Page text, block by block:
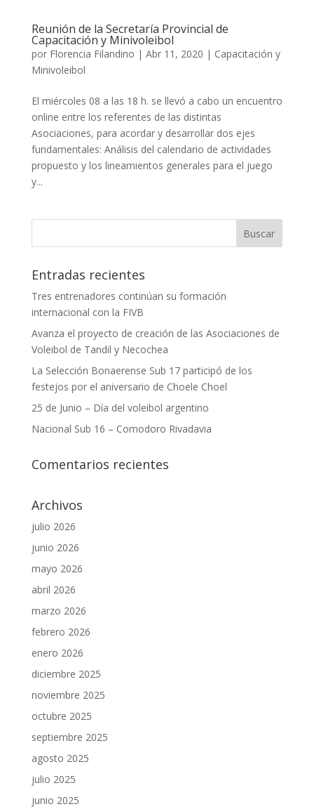
Reunión de la Secretaría Provincial de
Capacitación y Minivoleibol
por Florencia Filandino | Abr 11, 2020 | Capacitación y
Minivoleibol
El miércoles 08 a las 18 h. se llevó a cabo un encuentro
online entre los referentes de las distintas
Asociaciones, para acordar y desarrollar dos ejes
fundamentales: Análisis del calendario de actividades
propuesto y los lineamientos generales para el juego
y...
Entradas recientes
Tres entrenadores continúan su formación
internacional con la FIVB
Avanza el proyecto de creación de las Asociaciones de
Voleibol de Tandil y Necochea
La Selección Bonaerense Sub 17 participó de los
festejos por el aniversario de Choele Choel
25 de Junio – Día del voleibol argentino
Nacional Sub 16 – Comodoro Rivadavia
Comentarios recientes
Archivos
julio 2026
junio 2026
mayo 2026
abril 2026
marzo 2026
febrero 2026
enero 2026
diciembre 2025
noviembre 2025
octubre 2025
septiembre 2025
agosto 2025
julio 2025
junio 2025